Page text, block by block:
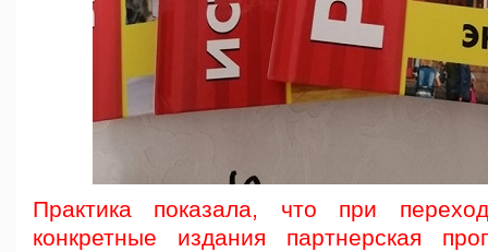
Практика показала, что при
конкретные издания партнерская